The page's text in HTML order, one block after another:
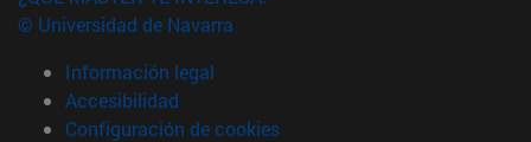
© Universidad de Navarra
Información legal
Accesibilidad
Configuración de cookies